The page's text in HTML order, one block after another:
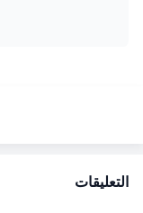
التعليقات